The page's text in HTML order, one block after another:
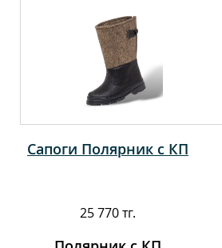
Сапоги Полярник с КП
25 770 тг.